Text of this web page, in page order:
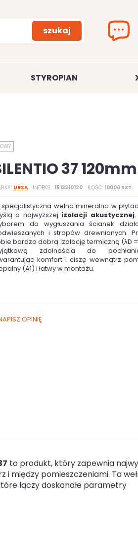
szukaj
STYROPIAN
37 120mm
URSA INDEKS 1513210120 ILOŚĆ 10000 SZT.
wełna mineralna w
o najwyższej izolacji akustycznej
do wygłuszania ścianek
i stropów drewnianych.
bardzo dobrą izolację termiczną (λD =
zdolnością do
komfort i ciszę wewnątrz
(A1) i łatwy w montażu.
OPINIĘ
to produkt, który zapewnia
i między pomieszczeniami. Ta
łączy doskonałe parametry